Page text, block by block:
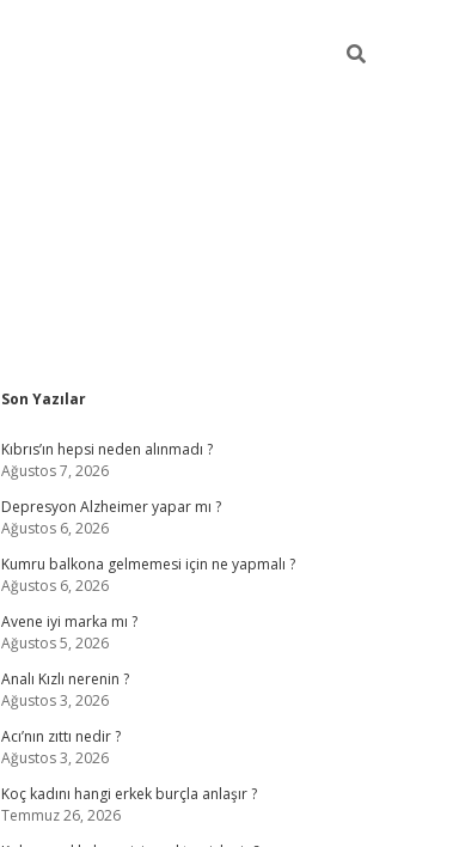
Sidebar
Son Yazılar
Kıbrıs’ın hepsi neden alınmadı ?
Ağustos 7, 2026
Depresyon Alzheimer yapar mı ?
Ağustos 6, 2026
Kumru balkona gelmemesi için ne yapmalı ?
Ağustos 6, 2026
Avene iyi marka mı ?
Ağustos 5, 2026
Analı Kızlı nerenin ?
Ağustos 3, 2026
Acı’nın zıttı nedir ?
Ağustos 3, 2026
Koç kadını hangi erkek burçla anlaşır ?
Temmuz 26, 2026